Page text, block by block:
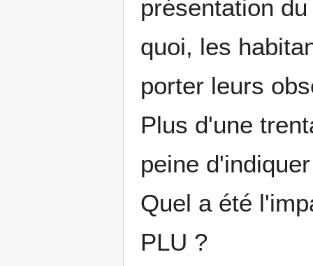
présentation
quoi, les
porter leurs
Plus d'une
peine
Quel a été
PLU ?